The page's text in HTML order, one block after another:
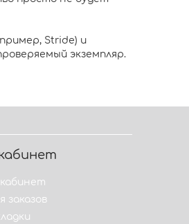
Stride) и
экземпляр.
заказов